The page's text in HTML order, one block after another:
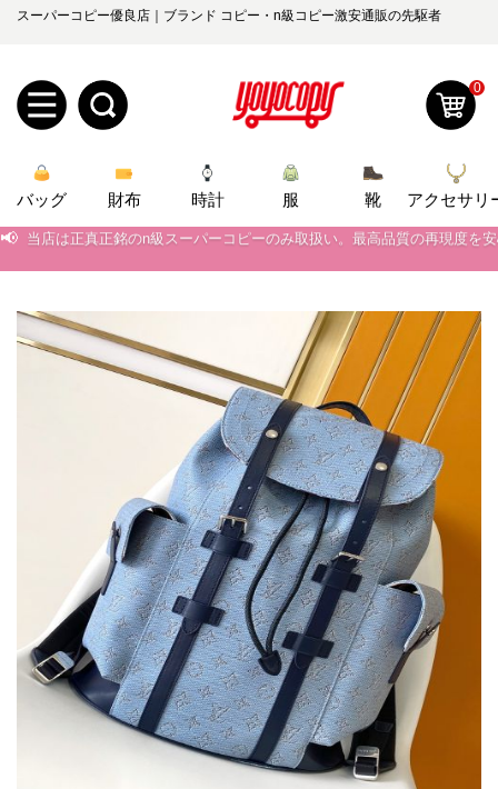
スーパーコピー優良店｜ブランド コピー・n級コピー激安通販の先駆者
規
ユ
ザ
ロ
グ
ン
2026人気特集
バッグ
財布
時計
服
ズボン
衣装セット
靴
住まい用品
アクセサリー
ベルト
スカーフ
アイフォーンケ
ース
小物
0
バッグ 財布 時計 服 靴 アクセサリ
📢 当店は正真正銘のn級スーパーコピーのみ取扱い。最高品質の再現度を
📢 当店は正真正銘のn級スーパーコピーのみ取扱い。最高品質の再現度を
2026春の新作続々更新中！期間中のご注文でお得な割引をご利用いただ
新作入荷！ルイ・ヴィトンスーパーコピー バッグ最新モデルが登場。